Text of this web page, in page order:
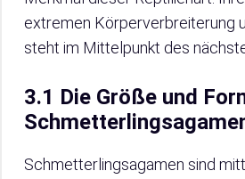
extremen Körperverbreiterung
steht im Mittelpunkt des
3.1 Die Größe und
Schmetterlingsagamen sind